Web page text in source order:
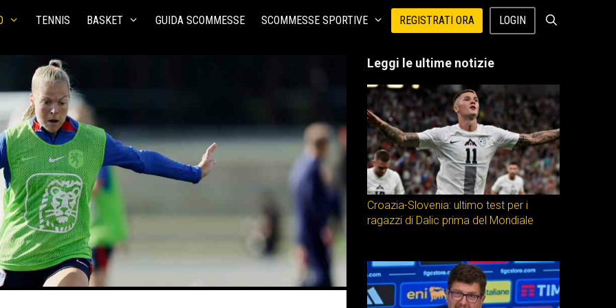
TENNIS BASKET GUIDA SCOMMESSE SCOMMESSE SPORTIVE REGISTRATI ORA LOGIN
Leggi le ultime notizie
Croazia-Slovenia: ultimo test per i
ragazzi di Dalic prima del Mondiale